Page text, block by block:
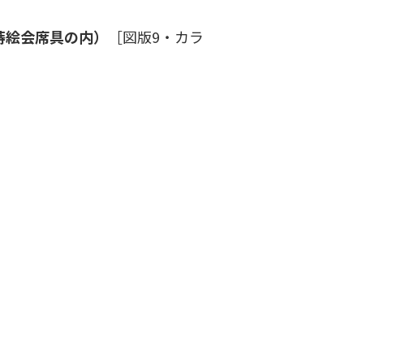
会席具の内）
［図版9・カラ